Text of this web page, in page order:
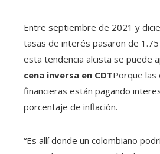
Entre septiembre de 2021 y
tasas de interés pasaron de
esta tendencia alcista se puede
cena inversa en CDTPorque las
financieras están pagando
porcentaje de inflación.
“Es allí donde un colombiano